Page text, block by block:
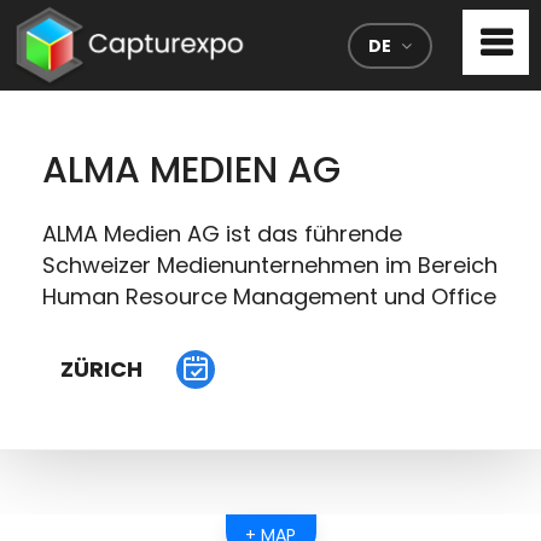
DE
ALMA MEDIEN AG
ALMA Medien AG ist das führende
Schweizer Medienunternehmen im Bereich
Human Resource Management und Office
veröffentlicht unter anderem das 1998
entstandene HR-Magazin HR Today, das
zugriffsstärksten HR-Portalen im
Portfolio umfasst zudem die Schweizer
ZÜRICH
+ MAP